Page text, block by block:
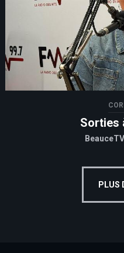
Sorties
PLUS